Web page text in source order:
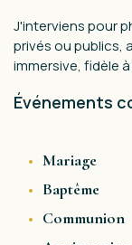
J'interviens pour
privés ou publics,
immersive, fidèle
Événements
Mariage
Baptême
Communion